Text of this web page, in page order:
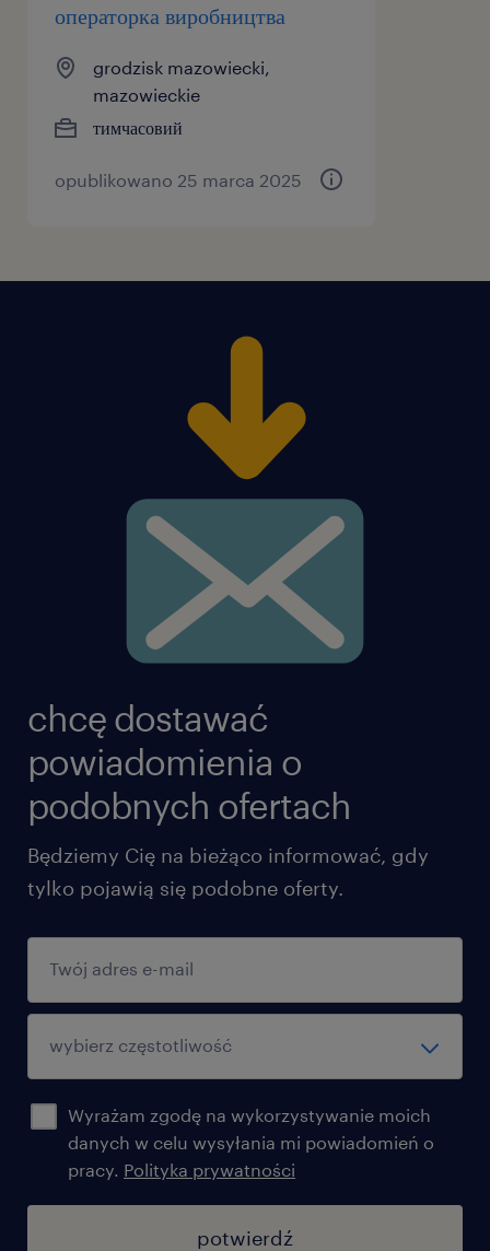
операторка виробництва
grodzisk mazowiecki,
mazowieckie
тимчасовий
opublikowano 25 marca 2025
chcę dostawać
powiadomienia o
podobnych ofertach
Będziemy Cię na bieżąco informować, gdy
tylko pojawią się podobne oferty.
Wyrażam zgodę na wykorzystywanie moich
danych w celu wysyłania mi powiadomień o
pracy. Polityka prywatności
potwierdź